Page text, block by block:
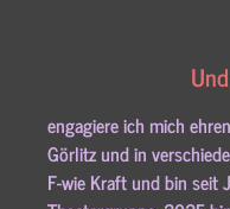
engagiere ich mich
Görlitz und in
F-wie Kraft und bin seit